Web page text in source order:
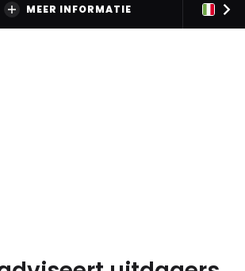
MEER INFORMATIE